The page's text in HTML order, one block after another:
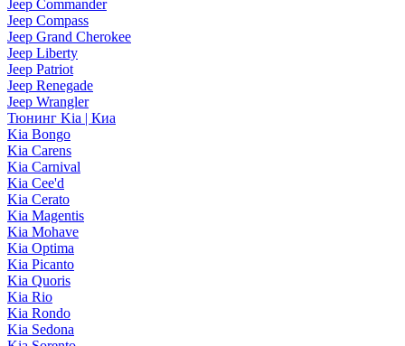
Jeep Commander
Jeep Compass
Jeep Grand Cherokee
Jeep Liberty
Jeep Patriot
Jeep Renegade
Jeep Wrangler
Тюнинг Kia | Киа
Kia Bongo
Kia Carens
Kia Carnival
Kia Cee'd
Kia Cerato
Kia Magentis
Kia Mohave
Kia Optima
Kia Picanto
Kia Quoris
Kia Rio
Kia Rondo
Kia Sedona